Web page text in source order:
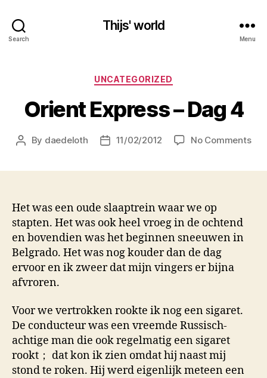
Search
Thijs' world
Menu
Categories
UNCATEGORIZED
Orient Express – Dag 4
Post
By daedeloth
Post11/02/2012 No Commentson
Het was een oude slaaptrein waar we op
stapten. Het was ook heel vroeg in de ochtend
en bovendien was het beginnen sneeuwen in
Belgrado. Het was nog kouder dan de dag
ervoor en ik zweer dat mijn vingers er bijna
afvroren.
Voor we vertrokken rookte ik nog een sigaret.
De conducteur was een vreemde Russisch-
achtige man die ook regelmatig een sigaret
rookt； dat kon ik zien omdat hij naast mij
stond te roken. Hij werd eigenlijk meteen een